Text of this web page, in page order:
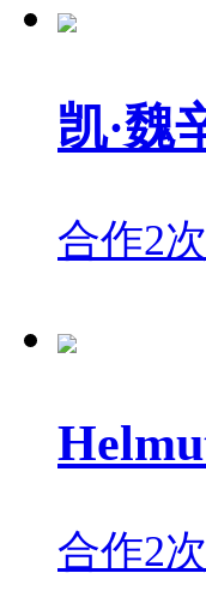
凯·魏
合作2次
合作2次